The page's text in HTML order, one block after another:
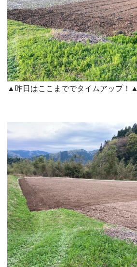
▲昨日はここまででタイムアップ！▲